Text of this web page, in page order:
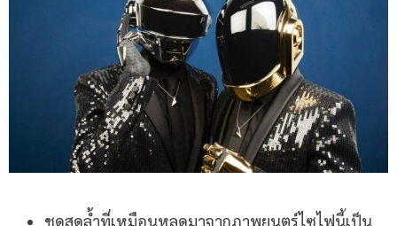
ชุดสุดล้ำที่เหมือนหลุดมาจากภาพยนตร์ไซไฟนี้เป็น